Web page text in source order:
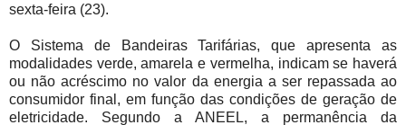
sexta-feira (23).
O Sistema de Bandeiras Tarifárias, que apresenta as
modalidades verde, amarela e vermelha, indicam se haverá
ou não acréscimo no valor da energia a ser repassada ao
consumidor final, em função das condições de geração de
eletricidade. Segundo a ANEEL, a permanência da